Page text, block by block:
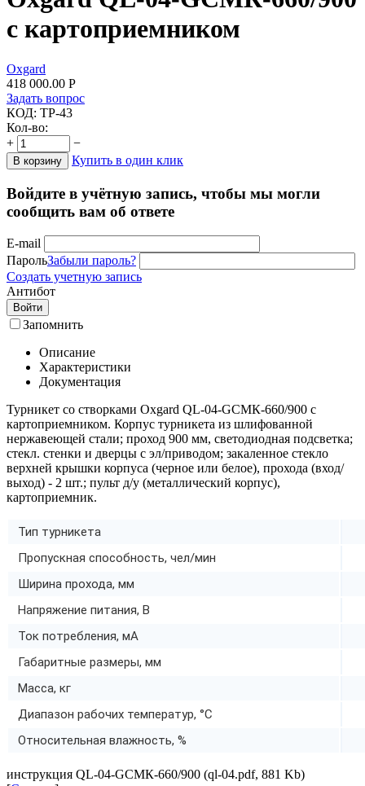
с картоприемником
Oxgard
418 000.00 Р
Задать вопрос
КОД: TP-43
Кол-во:
+
−
В корзину Купить в один клик
Войдите в учётную запись, чтобы мы могли
сообщить вам об ответе
E-mail
ПарольЗабыли пароль?
Создать учетную запись
Антибот
Войти
Запомнить
Описание
Характеристики
Документация
Турникет со створками Oxgard QL-04-GCMК-660/900 с
картоприемником. Корпус турникета из шлифованной
нержавеющей стали; проход 900 мм, светодиодная подсветка;
стекл. стенки и дверцы с эл/приводом; закаленное стекло
верхней крышки корпуса (черное или белое), прохода (вход/
выход) - 2 шт.; пульт д/у (металлический корпус),
картоприемник.
Тип турникета
Пропускная способность, чел/мин
Ширина прохода, мм
Напряжение питания, В
Ток потребления, мА
Габаритные размеры, мм
Масса, кг
Диапазон рабочих температур, °C
Относительная влажность, %
инструкция QL-04-GCMК-660/900 (ql-04.pdf, 881 Kb)